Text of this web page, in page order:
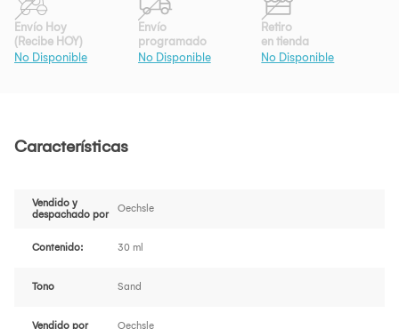
Envío Hoy
(Recibe HOY)
No Disponible
Envío
programado
No Disponible
Retiro
en tienda
No Disponible
Características
Vendido y
despachado por
Oechsle
Contenido: 30 ml
Tono Sand
Vendido por Oechsle